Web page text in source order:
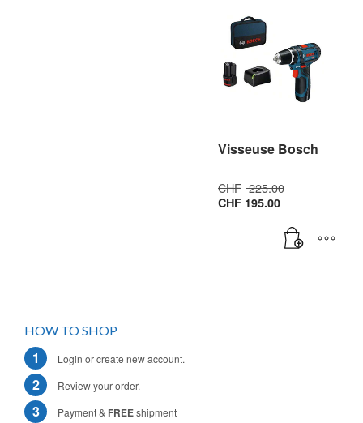
Visseuse Bosch
CHF 225.00
était :
CHF
CHF 195.00Le
actuel
est :
HOW TO SHOP
1 Login or create new account.
2 Review your order.
3 Payment & FREEshipment